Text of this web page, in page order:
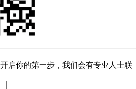
开启你的第一步，我们会有专业人士联